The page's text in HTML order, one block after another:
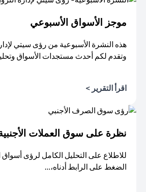
موجز الأسواق الأسبوعي
هذه النشرة الأسبوعية من رؤى سيتي
وتقدم لكم أحدث مستجدات الأسواق
اقرأ التقرير >
نظرة على سوق العملات
للاطلاع على التحليل الكامل لرؤى
الضغط على الرابط أدناه،...